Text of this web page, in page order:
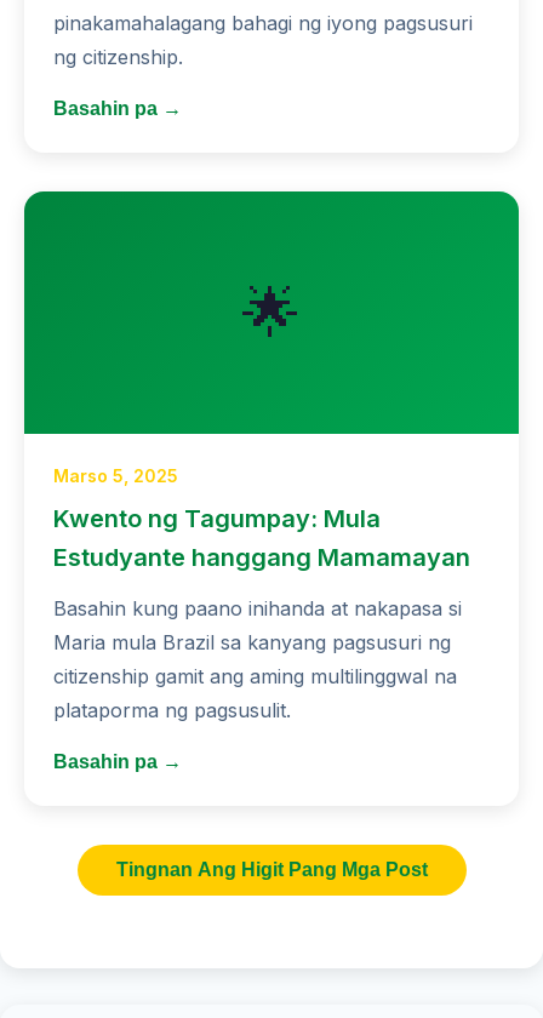
pinakamahalagang bahagi ng iyong pagsusuri
ng citizenship.
Basahin pa →
🌟
Marso 5, 2025
Kwento ng Tagumpay: Mula
Estudyante hanggang Mamamayan
Basahin kung paano inihanda at nakapasa si
Maria mula Brazil sa kanyang pagsusuri ng
citizenship gamit ang aming multilinggwal na
plataporma ng pagsusulit.
Basahin pa →
Tingnan Ang Higit Pang Mga Post